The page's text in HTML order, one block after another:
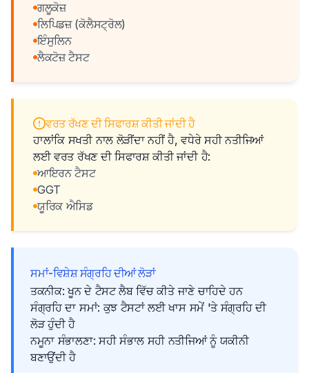
ਗਲੂਕੋਜ਼
ਲਿਪਿਡਜ਼ (ਕੋਲੈਸਟ੍ਰੋਲ)
ਇੰਸੁਲਿਨ
ਲੈਕਟੋਜ਼ ਟੈਸਟ
ਵਰਤ ਰੱਖਣ ਦੀ ਸਿਫਾਰਸ਼ ਕੀਤੀ ਜਾਂਦੀ ਹੈ
ਹਾਲਾਂਕਿ ਸਖਤੀ ਨਾਲ ਲੋੜੀਂਦਾ ਨਹੀਂ ਹੈ, ਵਧੇਰੇ ਸਹੀ ਨਤੀਜਿਆਂ
ਲਈ ਵਰਤ ਰੱਖਣ ਦੀ ਸਿਫਾਰਸ਼ ਕੀਤੀ ਜਾਂਦੀ ਹੈ:
ਆਇਰਨ ਟੈਸਟ
GGT
ਯੂਰਿਕ ਐਸਿਡ
ਸਮਾਂ-ਵਿਸ਼ੇਸ਼ ਸੰਗ੍ਰਹਿ ਦੀਆਂ ਲੋੜਾਂ
ਤਕਨੀਕ: ਖੂਨ ਦੇ ਟੈਸਟ ਲੈਬ ਵਿੱਚ ਕੀਤੇ ਜਾਣੇ ਚਾਹਿਦੇ ਹਨ
ਸੰਗ੍ਰਹਿ ਦਾ ਸਮਾਂ: ਕੁਝ ਟੈਸਟਾਂ ਲਈ ਖਾਸ ਸਮੇਂ 'ਤੇ ਸੰਗ੍ਰਹਿ ਦੀ
ਲੋੜ ਹੁੰਦੀ ਹੈ
ਨਮੂਨਾ ਸੰਭਾਲਣਾ: ਸਹੀ ਸੰਭਾਲ ਸਹੀ ਨਤੀਜਿਆਂ ਨੂੰ ਯਕੀਨੀ
ਬਣਾਉਂਦੀ ਹੈ